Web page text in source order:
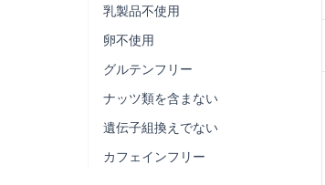
乳製品不使用
卵不使用
グルテンフリー
ナッツ類を含まない
遺伝子組換えでない
カフェインフリー